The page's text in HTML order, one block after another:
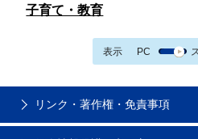
子育て・教育
表示 PC
リンク・著作権・免責事項